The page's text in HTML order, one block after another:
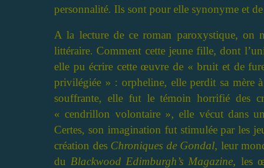
personnalité. Ils sont pour elle synonyme et
A la lecture de ce roman paroxystique, on
littéraire. Comment cette jeune fille, dont
elle pu écrire cette œuvre de « bruit et de
privilégiée » : orpheline, elle perdit sa mère
souffrante, elle fut le témoin horrifié des
« cendrillon volontaire », elle vécut dans
Certes, son imagination fut stimulée par les
création des Chroniques de Gondal, leur
du Blackwood Edimburgh’s Magazine, les